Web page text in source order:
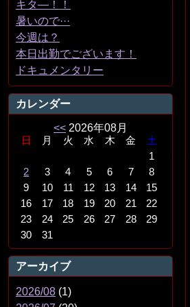
キタ―！！
暑いので···
今週は？
本日出勤でございます！
ドキュメンタリー
カレンダー
<< 2026年08月
日 月 火 水 木 金
土
1
2
3 4 5 6 7
8
9
10 11 12 13 14
15
16
17 18 19 20 21
22
23
24 25 26 27 28
29
30
31
アーカイブ
2026/08 (1)